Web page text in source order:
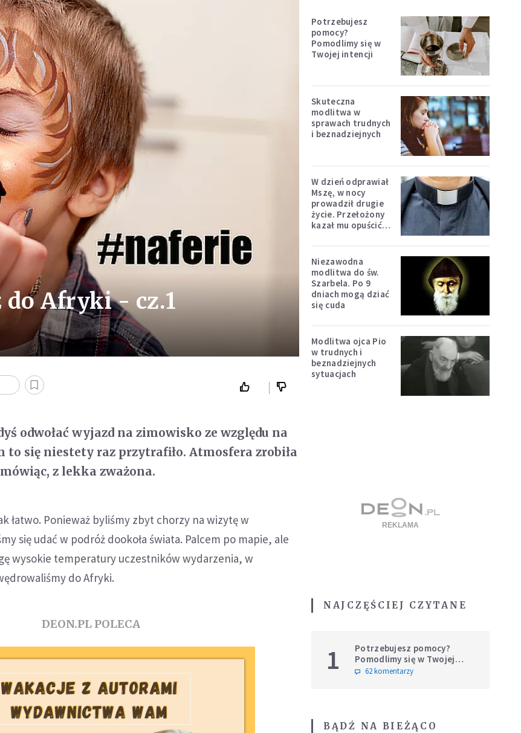
do Afryki - cz.1
odwołać wyjazd na zimowisko ze względu na
to się niestety raz przytrafiło. Atmosfera zrobiła
z lekka zważona.
łatwo. Ponieważ byliśmy zbyt chorzy na wizytę w
się udać w podróż dookoła świata. Palcem po mapie, ale
wysokie temperatury uczestników wydarzenia, w
do Afryki.
DEON.PL POLECA
Potrzebujesz
pomocy?
Pomodlimy się w
Twojej intencji
Skuteczna
modlitwa w
sprawach trudnych
i beznadziejnych
W dzień odprawiał
Mszę, w nocy
prowadził drugie
życie. Przełożony
kazał mu opuścić
Niezawodna
modlitwa do św.
Szarbela. Po 9
dniach mogą dziać
się cuda
Modlitwa ojca Pio
w trudnych i
beznadziejnych
sytuacjach
NAJCZĘŚCIEJ CZYTANE
1
Potrzebujesz pomocy?
Pomodlimy się w Twojej
intencji
62 komentarzy
BĄDŹ NA BIEŻĄCO